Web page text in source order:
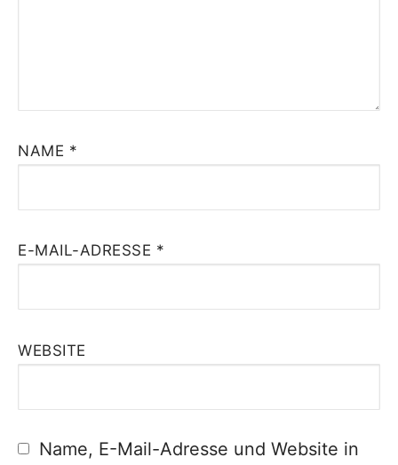
NAME *
E-MAIL-ADRESSE *
WEBSITE
Name, E-Mail-Adresse und Website in